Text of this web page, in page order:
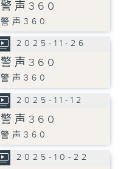
警声360
警声360
2025-11-26
警声360
警声360
2025-11-12
警声360
警声360
2025-10-22